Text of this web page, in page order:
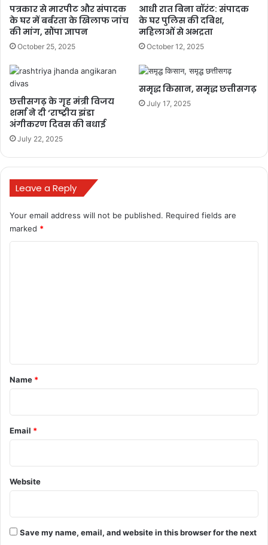
पत्रकार से मारपीट और संपादक
के घर में बर्बरता के खिलाफ जांच
की मांग, सौंपा ज्ञापन
October 25, 2025
आधी रात बिना वॉरंट: संपादक
के घर पुलिस की दबिश,
महिलाओं से अभद्रता
October 12, 2025
छत्तीसगढ़ के गृह मंत्री विजय
शर्मा ने दी ‘राष्ट्रीय झंडा
अंगीकरण दिवस की बधाई
July 22, 2025
समृद्ध किसान, समृद्ध छत्तीसगढ़
July 17, 2025
Leave a Reply
Your email address will not be published. Required fields are
marked *
*
Name *
Email *
Website
Save my name, email, and website in this browser for the next